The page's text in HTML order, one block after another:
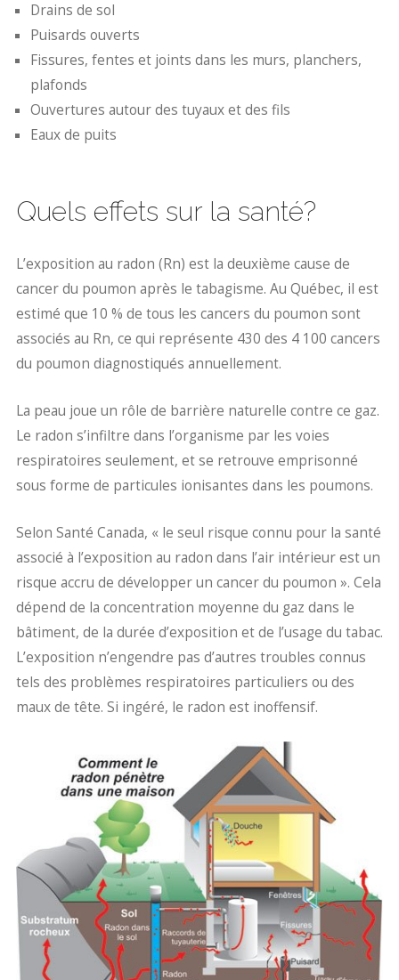
Drains de sol
Puisards ouverts
Fissures, fentes et joints dans les murs, planchers,
plafonds
Ouvertures autour des tuyaux et des fils
Eaux de puits
Quels effets sur la santé?
L’exposition au radon (Rn) est la deuxième cause de
cancer du poumon après le tabagisme. Au Québec, il est
estimé que 10 % de tous les cancers du poumon sont
associés au Rn, ce qui représente 430 des 4 100 cancers
du poumon diagnostiqués annuellement.
La peau joue un rôle de barrière naturelle contre ce gaz.
Le radon s’infiltre dans l’organisme par les voies
respiratoires seulement, et se retrouve emprisonné
sous forme de particules ionisantes dans les poumons.
Selon Santé Canada, « le seul risque connu pour la santé
associé à l’exposition au radon dans l’air intérieur est un
risque accru de développer un cancer du poumon ». Cela
dépend de la concentration moyenne du gaz dans le
bâtiment, de la durée d’exposition et de l’usage du tabac.
L’exposition n’engendre pas d’autres troubles connus
tels des problèmes respiratoires particuliers ou des
maux de tête. Si ingéré, le radon est inoffensif.